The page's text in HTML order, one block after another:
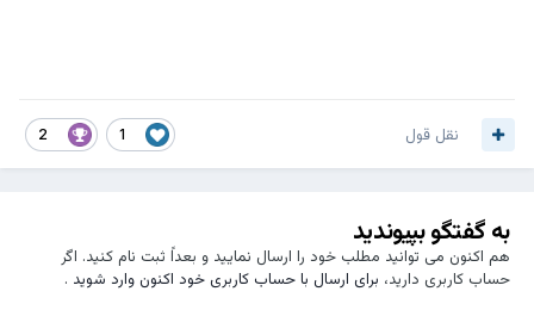
2 نقل قول
به گفتگو بپیوندید
هم اکنون می توانید مطلب خود را ارسال نمایید و بعداً ثبت نام کنید. اگر
حساب کاربری دارید، برای ارسال با حساب کاربری خود اکنون وارد شوید.